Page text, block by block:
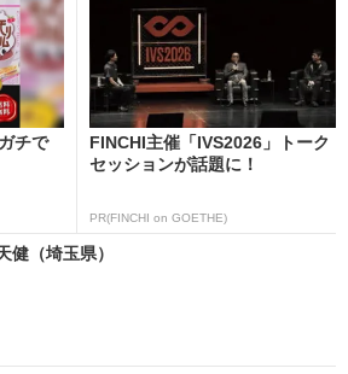
チで
FINCHI主催「IVS2026」トーク
セッションが話題に！
PR(FINCHI on GOETHE)
健（埼玉県）